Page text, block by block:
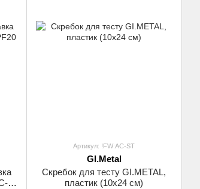
Артикул: !FW:AC-ST
GI.Metal
Скребок для тесту GI.METAL,
пластик (10х24 см)